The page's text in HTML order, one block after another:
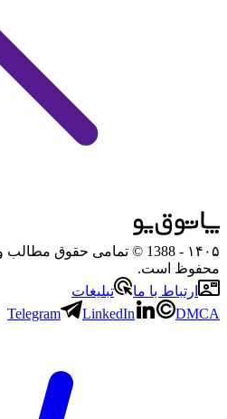
۱۴۰۵
- 1388 © تمامی حقوق
محفوظ است.
ارتباط با ما
تبلیغات
Telegram
LinkedIn DMCA